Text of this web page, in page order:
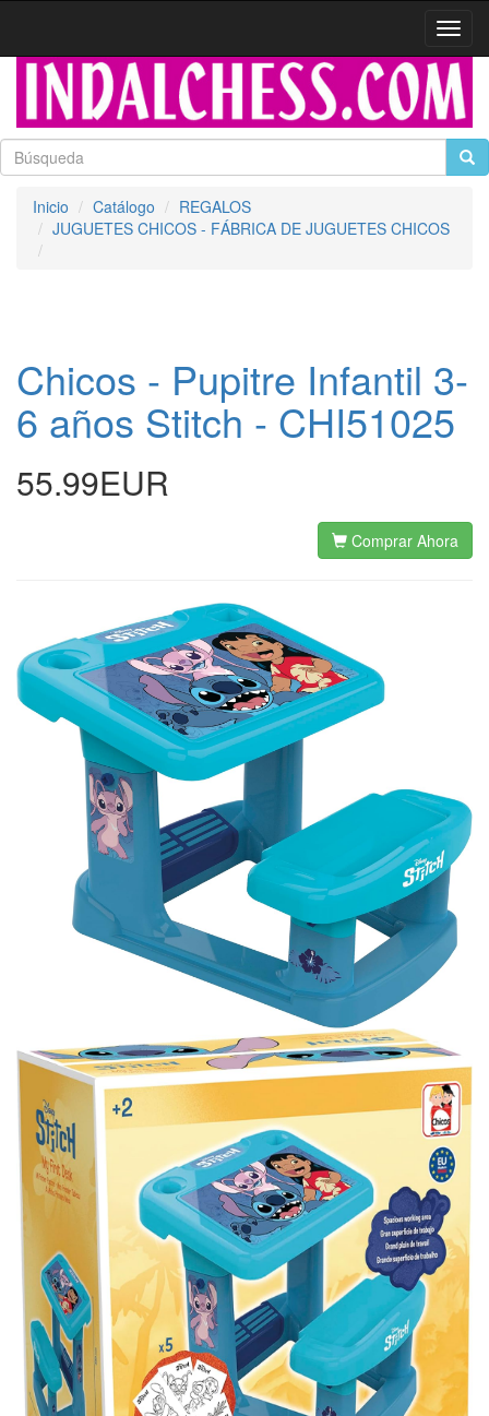
Inicio Catálogo
REGALOS
JUGUETES CHICOS - FÁBRICA DE JUGUETES CHICOS
Chicos - Pupitre Infantil 3-
6 años Stitch - CHI51025
55.99EUR
Comprar Ahora